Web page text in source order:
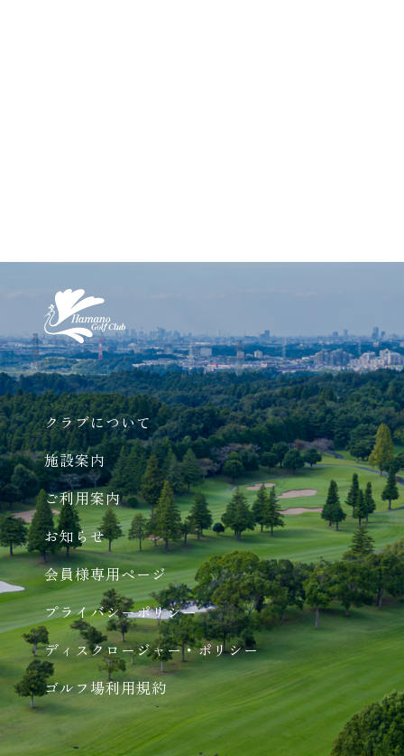
クラブについて
施設案内
ご利用案内
お知らせ
会員様専用ページ
プライバシーポリシー
ディスクロージャー・ポリシー
ゴルフ場利用規約